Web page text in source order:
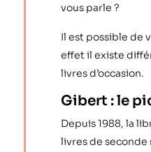
vous parle ?
Il est possible de
effet il existe
livres d’occasion.
Gibert : le
Depuis 1988, la
livres de seconde